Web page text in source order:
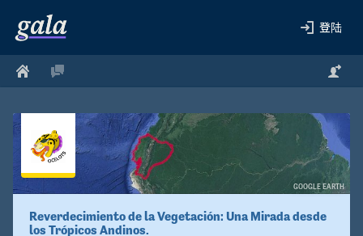
登陆
GOOGLE EARTH
Reverdecimiento de la Vegetación: Una Mirada desde
los Trópicos Andinos.